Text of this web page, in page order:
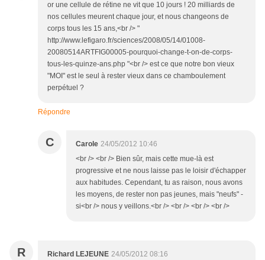
or une cellule de rétine ne vit que 10 jours ! 20 milliards de
nos cellules meurent chaque jour, et nous changeons de
corps tous les 15 ans,<br /> "
http://www.lefigaro.fr/sciences/2008/05/14/01008-
20080514ARTFIG00005-pourquoi-change-t-on-de-corps-
tous-les-quinze-ans.php "<br /> est ce que notre bon vieux
"MOI" est le seul à rester vieux dans ce chamboulement
perpétuel ?
Répondre
C Carole 24/05/2012 10:46
<br /> <br /> Bien sûr, mais cette mue-là est
progressive et ne nous laisse pas le loisir d'échapper
aux habitudes. Cependant, tu as raison, nous avons
les moyens, de rester non pas jeunes, mais "neufs" -
si<br /> nous y veillons.<br /> <br /> <br /> <br />
R Richard LEJEUNE 24/05/2012 08:16